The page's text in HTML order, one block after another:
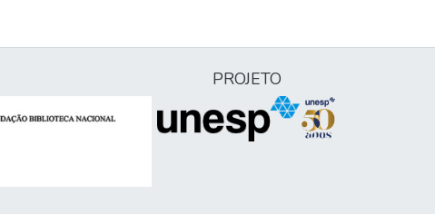
PROJETO